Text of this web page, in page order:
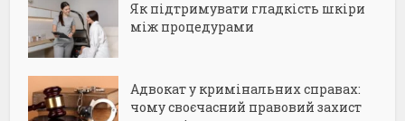
Як підтримувати гладкість шкіри
між процедурами
Адвокат у кримінальних справах:
чому своєчасний правовий захист